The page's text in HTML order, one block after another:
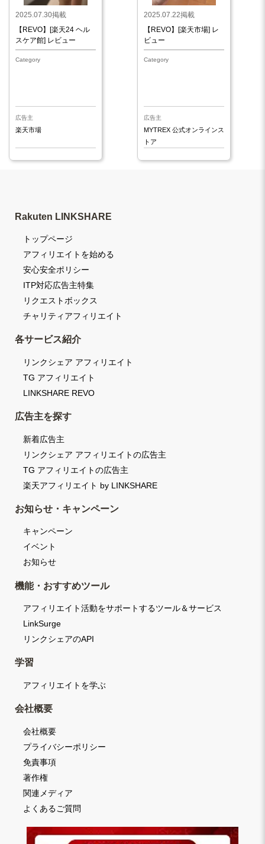
2025.07.30掲載
【REVO】[楽天24 ヘル
スケア館] レビュー
Category
広告主
楽天市場
2025.07.22掲載
【REVO】[楽天市場] レ
ビュー
Category
広告主
MYTREX 公式オンラインス
トア
Rakuten LINKSHARE
トップページ
アフィリエイトを始める
安心安全ポリシー
ITP対応広告主特集
リクエストボックス
チャリティアフィリエイト
各サービス紹介
リンクシェア アフィリエイト
TG アフィリエイト
LINKSHARE REVO
広告主を探す
新着広告主
リンクシェア アフィリエイトの広告主
TG アフィリエイトの広告主
楽天アフィリエイト by LINKSHARE
お知らせ・キャンペーン
キャンペーン
イベント
お知らせ
機能・おすすめツール
アフィリエイト活動をサポートするツール＆サービス
LinkSurge
リンクシェアのAPI
学習
アフィリエイトを学ぶ
会社概要
会社概要
プライバシーポリシー
免責事項
著作権
関連メディア
よくあるご質問